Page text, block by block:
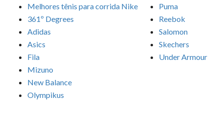
Melhores tênis para corrida Nike
361º Degrees
Adidas
Asics
Fila
Mizuno
New Balance
Olympikus
Puma
Reebok
Salomon
Skechers
Under Armour